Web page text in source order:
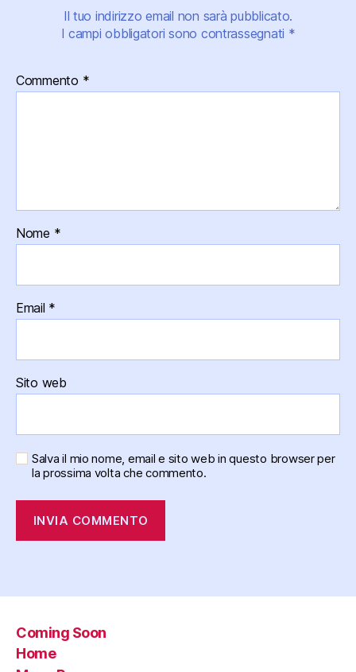
Il tuo indirizzo email non sarà pubblicato.
I campi obbligatori sono contrassegnati *
Commento *
Nome *
Email *
Sito web
Salva il mio nome, email e sito web in questo browser per
la prossima volta che commento.
Coming Soon
Home